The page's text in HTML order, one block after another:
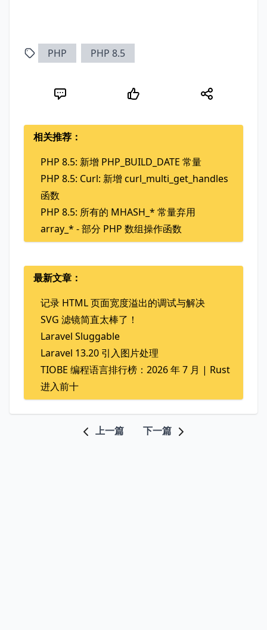
PHP PHP 8.5
相关推荐：
PHP 8.5: 新增 PHP_BUILD_DATE 常量
PHP 8.5: Curl: 新增 curl_multi_get_handles
函数
PHP 8.5: 所有的 MHASH_* 常量弃用
array_* - 部分 PHP 数组操作函数
最新文章：
记录 HTML 页面宽度溢出的调试与解决
SVG 滤镜简直太棒了！
Laravel Sluggable
Laravel 13.20 引入图片处理
TIOBE 编程语言排行榜：2026 年 7 月 | Rust
进入前十
上一篇 下一篇